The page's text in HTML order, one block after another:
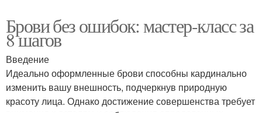
Брови без ошибок: мастер-класс за
8 шагов
Введение
Идеально оформленные брови способны кардинально
изменить вашу внешность, подчеркнув природную
красоту лица. Однако достижение совершенства требует